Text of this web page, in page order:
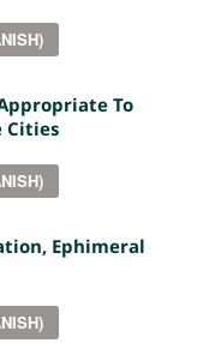
To
Cities
Ephimeral